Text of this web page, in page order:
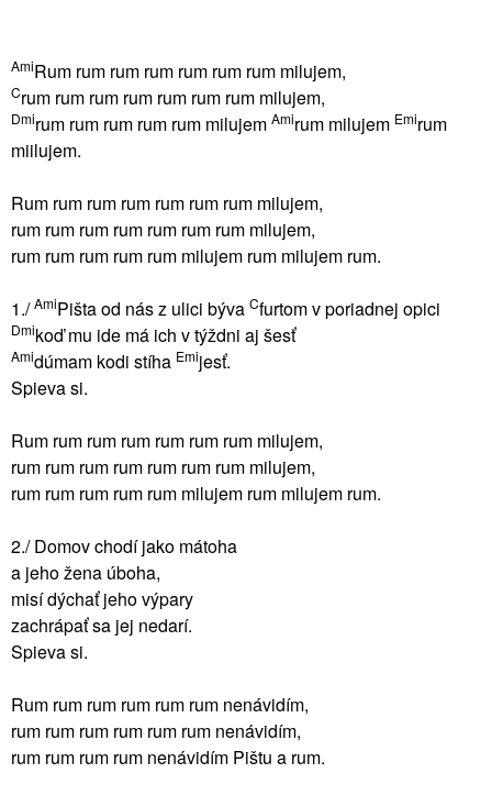
AmiRum rum rum rum rum rum rum milujem,
Crum rum rum rum rum rum rum milujem,
Dmirum rum rum rum rum milujem Amirum milujem Emirum
miilujem.
Rum rum rum rum rum rum rum milujem,
rum rum rum rum rum rum rum milujem,
rum rum rum rum rum milujem rum milujem rum.
1./AmiPišta od nás z ulici býva Cfurtom v poriadnej opici
Dmikoď mu ide má ich v týždni aj šesť
Amidúmam kodi stíha Emijesť.
Spieva si.
Rum rum rum rum rum rum rum milujem,
rum rum rum rum rum rum rum milujem,
rum rum rum rum rum milujem rum milujem rum.
2./ Domov chodí jako mátoha
a jeho žena úboha,
misí dýchať jeho výpary
zachrápať sa jej nedarí.
Spieva si.
Rum rum rum rum rum rum nenávidím,
rum rum rum rum rum rum nenávidím,
rum rum rum rum nenávidím Pištu a rum.